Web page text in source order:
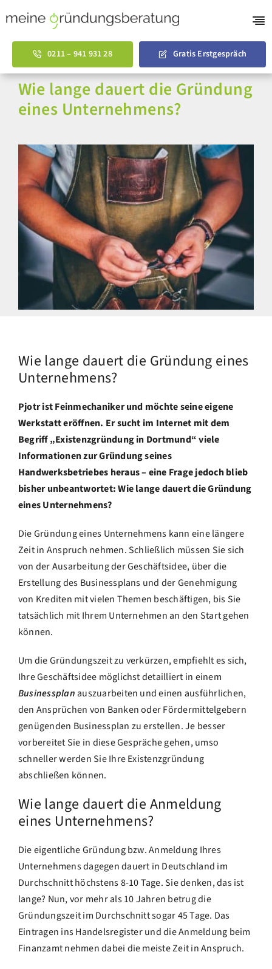
to
content
AVGS Coaching
English
0211 – 941 931 28 Gratis Erstgespräch
Wie lange dauert die Gründung
eines Unternehmens?
Wie lange dauert die Gründung eines
Unternehmens?
Pjotr ist Feinmechaniker und möchte seine eigene
Werkstatt eröffnen. Er sucht im Internet mit dem
Begriff „Existenzgründung in Dortmund“ viele
Informationen zur Gründung seines
Handwerksbetriebes heraus – eine Frage jedoch blieb
bisher unbeantwortet: Wie lange dauert die Gründung
eines Unternehmens?
Die Gründung eines Unternehmens kann eine längere
Zeit in Anspruch nehmen. Schließlich müssen Sie sich
von der Ausarbeitung der Geschäftsidee, über die
Erstellung des Businessplans und der Genehmigung
von Krediten mit vielen Themen beschäftigen, bis Sie
tatsächlich mit Ihrem Unternehmen an den Start gehen
können.
Um die Gründungszeit zu verkürzen, empfiehlt es sich,
Ihre Geschäftsidee möglichst detailliert in einem
Businessplan auszuarbeiten und einen ausführlichen,
den Ansprüchen von Banken oder Fördermittelgebern
genügenden Businessplan zu erstellen. Je besser
vorbereitet Sie in diese Gespräche gehen, umso
schneller werden Sie Ihre Existenzgründung
abschließen können.
Wie lange dauert die Anmeldung
eines Unternehmens?
Die eigentliche Gründung bzw. Anmeldung Ihres
Unternehmens dagegen dauert in Deutschland im
Durchschnitt höchstens 8-10 Tage. Sie denken, das ist
lange? Nun, vor mehr als 10 Jahren betrug die
Gründungszeit im Durchschnitt sogar 45 Tage. Das
Eintragen ins Handelsregister und die Anmeldung beim
Finanzamt nehmen dabei die meiste Zeit in Anspruch.